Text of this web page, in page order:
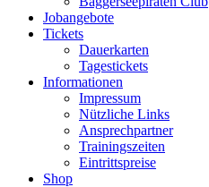
Jobangebote
Tickets
Dauerkarten
Tagestickets
Informationen
Impressum
Nützliche Links
Ansprechpartner
Trainingszeiten
Eintrittspreise
Shop